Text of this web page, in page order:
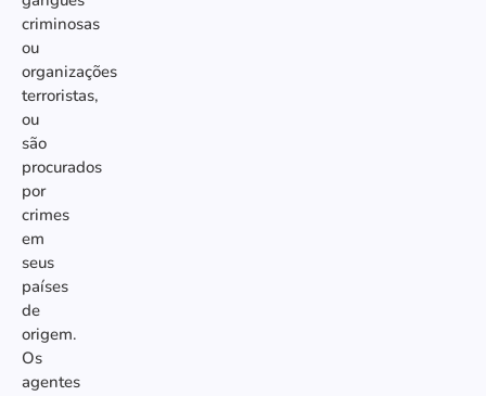
criminosas
ou
organizações
terroristas,
ou
são
procurados
por
crimes
em
seus
países
de
origem.
Os
agentes